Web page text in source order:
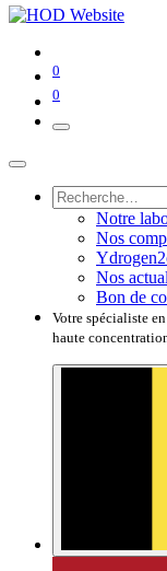
0
0
Notre
Nos
Nos
Bon de
Votre spécialiste
haute